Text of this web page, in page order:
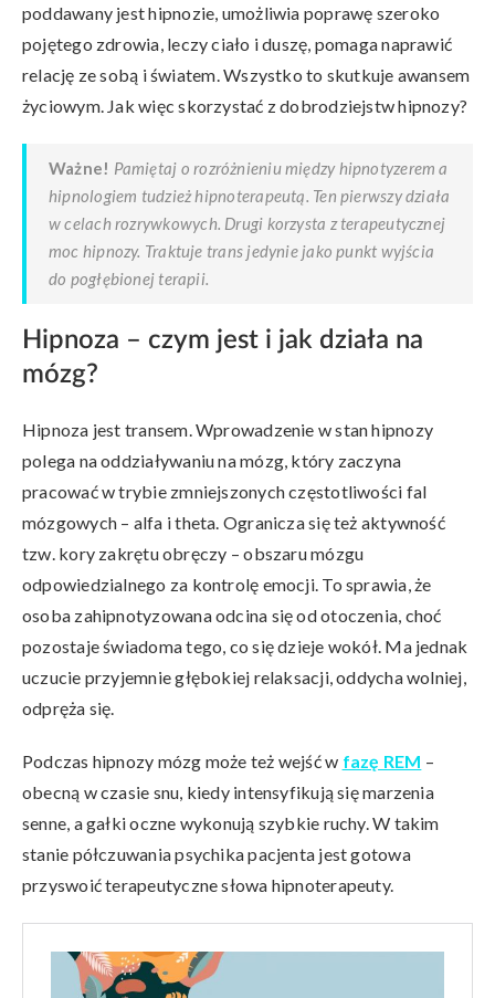
poddawany jest hipnozie, umożliwia poprawę szeroko
pojętego zdrowia, leczy ciało i duszę, pomaga naprawić
relację ze sobą i światem. Wszystko to skutkuje awansem
życiowym. Jak więc skorzystać z dobrodziejstw hipnozy?
Ważne! Pamiętaj o rozróżnieniu między hipnotyzerem a
hipnologiem tudzież hipnoterapeutą. Ten pierwszy działa
w celach rozrywkowych. Drugi korzysta z terapeutycznej
moc hipnozy. Traktuje trans jedynie jako punkt wyjścia
do pogłębionej terapii.
Hipnoza – czym jest i jak działa na
mózg?
Hipnoza jest transem. Wprowadzenie w stan hipnozy
polega na oddziaływaniu na mózg, który zaczyna
pracować w trybie zmniejszonych częstotliwości fal
mózgowych – alfa i theta. Ogranicza się też aktywność
tzw. kory zakrętu obręczy – obszaru mózgu
odpowiedzialnego za kontrolę emocji. To sprawia, że
osoba zahipnotyzowana odcina się od otoczenia, choć
pozostaje świadoma tego, co się dzieje wokół. Ma jednak
uczucie przyjemnie głębokiej relaksacji, oddycha wolniej,
odpręża się.
Podczas hipnozy mózg może też wejść w fazę REM –
obecną w czasie snu, kiedy intensyfikują się marzenia
senne, a gałki oczne wykonują szybkie ruchy. W takim
stanie półczuwania psychika pacjenta jest gotowa
przyswoić terapeutyczne słowa hipnoterapeuty.